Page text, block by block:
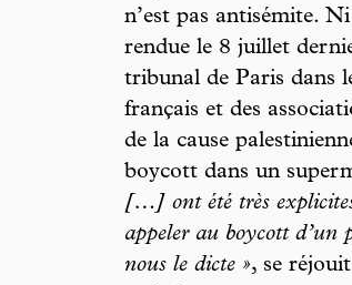
n’est pas antisémite.
rendue le 8 juillet
tribunal de Paris dans
français et des
de la cause
boycott dans un
[…] ont été très
appeler au boycott d’un
nous le dicte », se